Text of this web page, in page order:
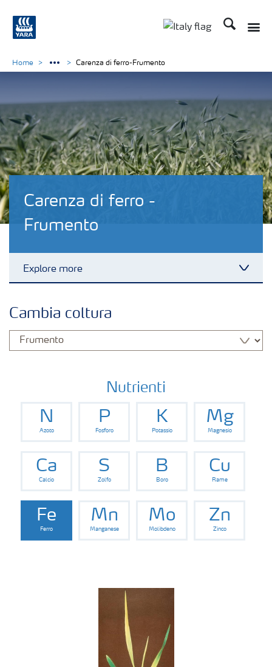
Cerca
Carenza di ferro -
Frumento
Explore more
Concimi
Fertirrigazione
NPK
NPK rivestiti
Concimi con inibitori
Organici e organo minerali
Home Carenza di ferro-Frumento
Cambia coltura
Nutrienti
N
Azoto
P
Fosforo
K
Potassio
Mg
Magnesio
Ca
Calcio
S
Zolfo
B
Boro
Cu
Rame
Fe
Ferro
Mn
Manganese
Mo
Molibdeno
Zn
Zinco